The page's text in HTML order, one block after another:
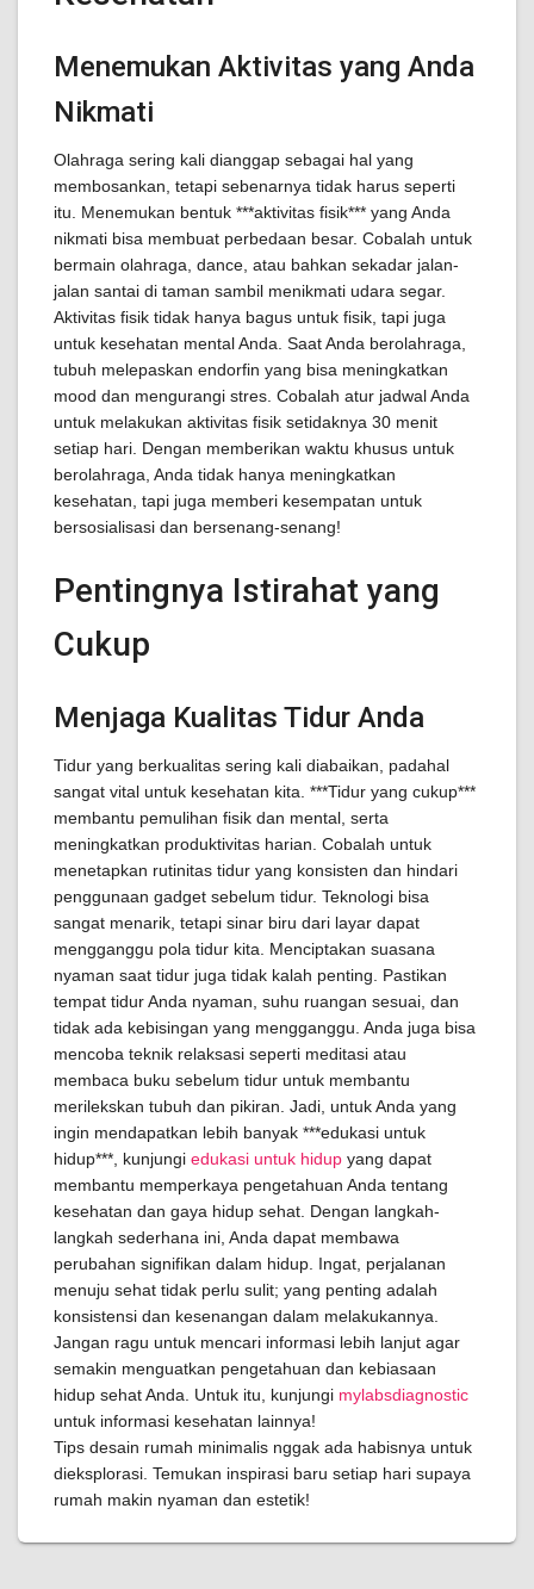
Menemukan Aktivitas yang Anda
Nikmati
Olahraga sering kali dianggap sebagai hal yang
membosankan, tetapi sebenarnya tidak harus seperti
itu. Menemukan bentuk ***aktivitas fisik*** yang Anda
nikmati bisa membuat perbedaan besar. Cobalah untuk
bermain olahraga, dance, atau bahkan sekadar jalan-
jalan santai di taman sambil menikmati udara segar.
Aktivitas fisik tidak hanya bagus untuk fisik, tapi juga
untuk kesehatan mental Anda. Saat Anda berolahraga,
tubuh melepaskan endorfin yang bisa meningkatkan
mood dan mengurangi stres. Cobalah atur jadwal Anda
untuk melakukan aktivitas fisik setidaknya 30 menit
setiap hari. Dengan memberikan waktu khusus untuk
berolahraga, Anda tidak hanya meningkatkan
kesehatan, tapi juga memberi kesempatan untuk
bersosialisasi dan bersenang-senang!
Pentingnya Istirahat yang
Cukup
Menjaga Kualitas Tidur Anda
Tidur yang berkualitas sering kali diabaikan, padahal
sangat vital untuk kesehatan kita. ***Tidur yang cukup***
membantu pemulihan fisik dan mental, serta
meningkatkan produktivitas harian. Cobalah untuk
menetapkan rutinitas tidur yang konsisten dan hindari
penggunaan gadget sebelum tidur. Teknologi bisa
sangat menarik, tetapi sinar biru dari layar dapat
mengganggu pola tidur kita. Menciptakan suasana
nyaman saat tidur juga tidak kalah penting. Pastikan
tempat tidur Anda nyaman, suhu ruangan sesuai, dan
tidak ada kebisingan yang mengganggu. Anda juga bisa
mencoba teknik relaksasi seperti meditasi atau
membaca buku sebelum tidur untuk membantu
merilekskan tubuh dan pikiran. Jadi, untuk Anda yang
ingin mendapatkan lebih banyak ***edukasi untuk
hidup***, kunjungi edukasi untuk hidup yang dapat
membantu memperkaya pengetahuan Anda tentang
kesehatan dan gaya hidup sehat. Dengan langkah-
langkah sederhana ini, Anda dapat membawa
perubahan signifikan dalam hidup. Ingat, perjalanan
menuju sehat tidak perlu sulit; yang penting adalah
konsistensi dan kesenangan dalam melakukannya.
Jangan ragu untuk mencari informasi lebih lanjut agar
semakin menguatkan pengetahuan dan kebiasaan
hidup sehat Anda. Untuk itu, kunjungi mylabsdiagnostic
untuk informasi kesehatan lainnya!
Tips desain rumah minimalis nggak ada habisnya untuk
dieksplorasi. Temukan inspirasi baru setiap hari supaya
rumah makin nyaman dan estetik!